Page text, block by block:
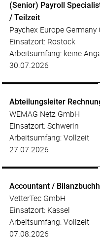
(Senior) Payroll
/ Teilzeit
Paychex Europe Germany
Einsatzort: Rostock
Arbeitsumfang: keine
30.07.2026
Abteilungsleiter
WEMAG Netz GmbH
Einsatzort: Schwerin
Arbeitsumfang: Vollzeit
27.07.2026
Accountant /
VetterTec GmbH
Einsatzort: Kassel
Arbeitsumfang: Vollzeit
07.08.2026